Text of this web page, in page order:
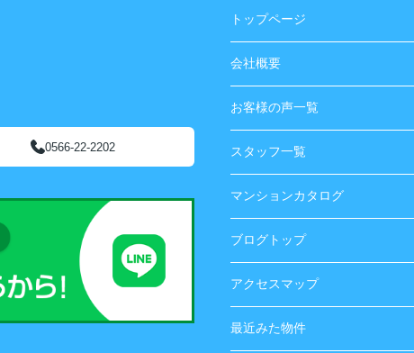
0566-22-2202
トップページ
会社概要
お客様の声一覧
スタッフ一覧
マンションカタログ
ブログトップ
アクセスマップ
最近みた物件